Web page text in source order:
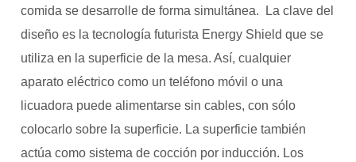
comida se desarrolle de forma simultánea. La clave del
diseño es la tecnología futurista Energy Shield que se
utiliza en la superficie de la mesa. Así, cualquier
aparato eléctrico como un teléfono móvil o una
licuadora puede alimentarse sin cables, con sólo
colocarlo sobre la superficie. La superficie también
actúa como sistema de cocción por inducción. Los